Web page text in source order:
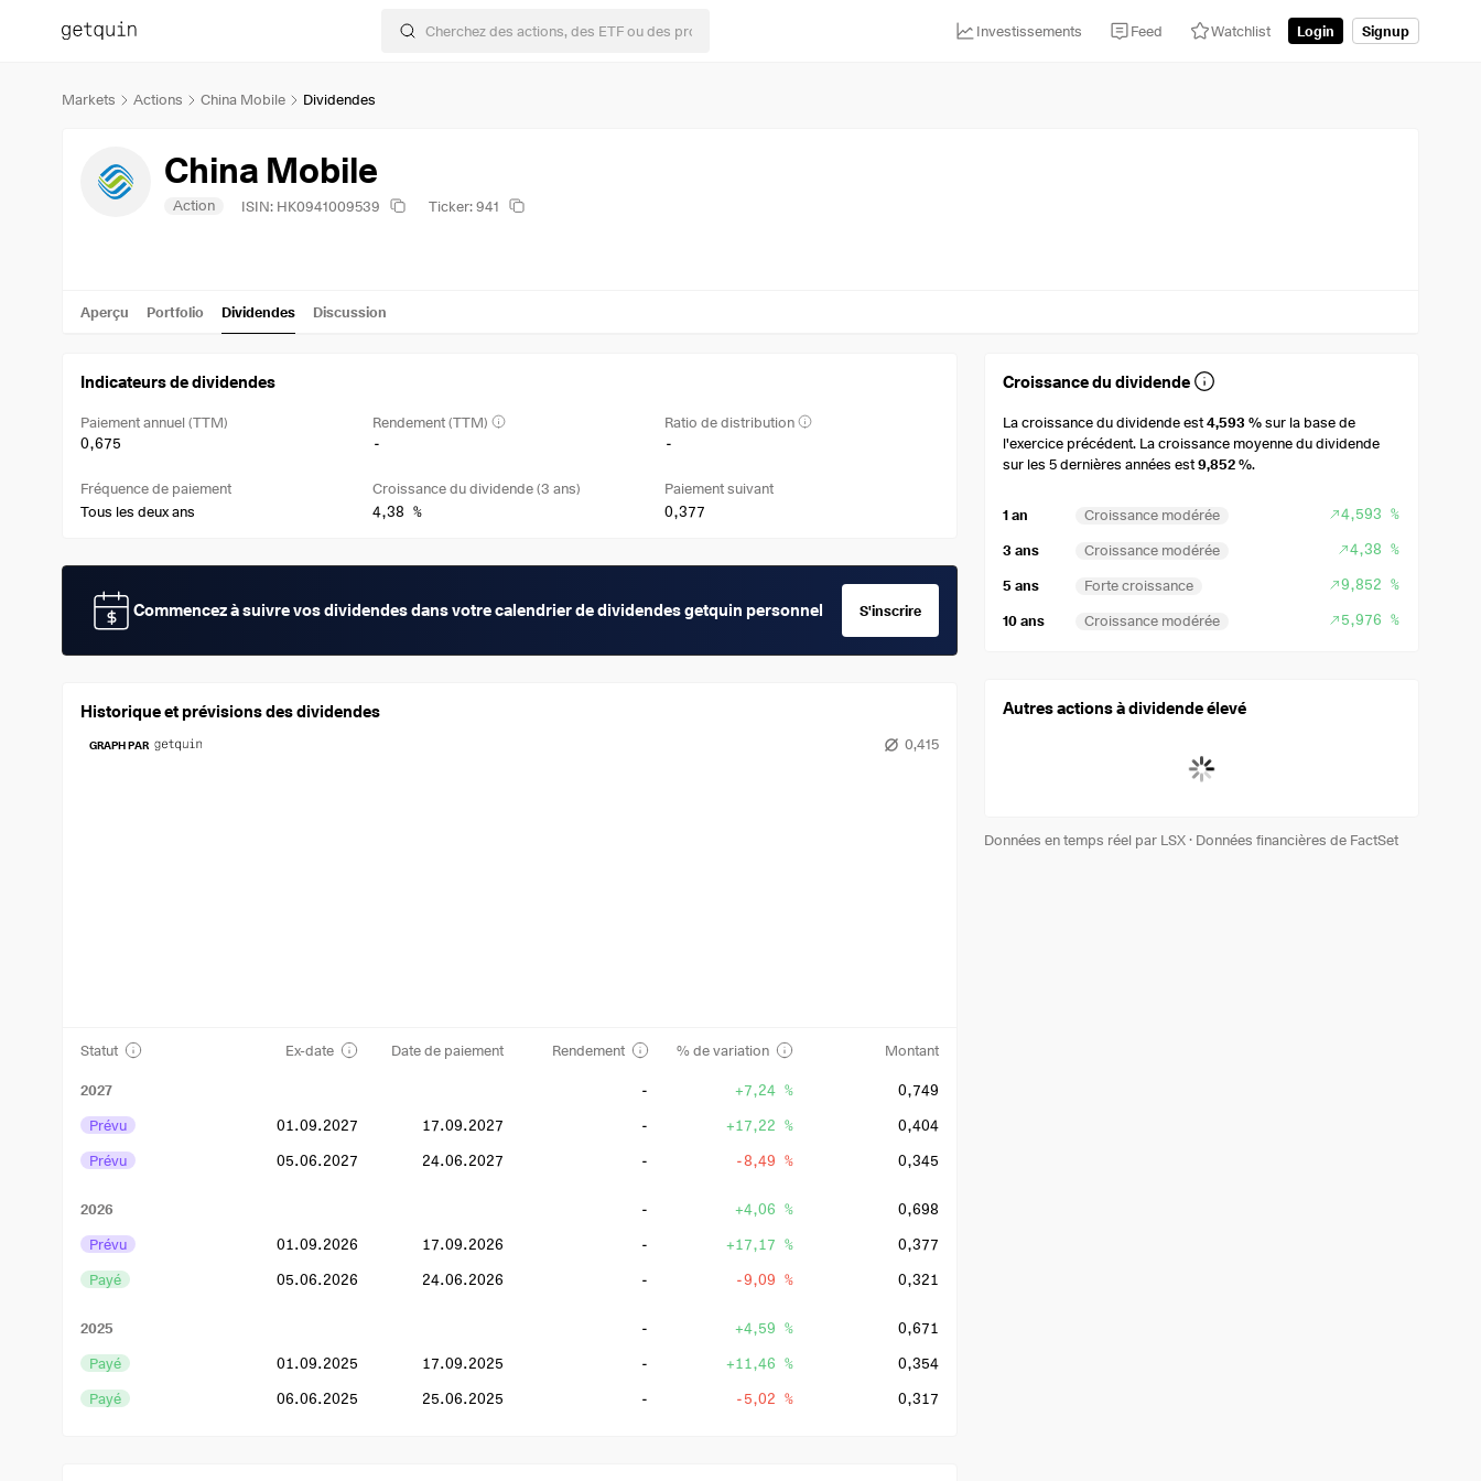
Investissements Feed Watchlist Login Signup
Markets Actions China Mobile Dividendes
China Mobile
Action ISIN: HK0941009539 Ticker: 941
Aperçu Portfolio Dividendes Discussion
Indicateurs de dividendes
Paiement annuel (TTM)
0,675
Rendement (TTM)
-
Ratio de distribution
-
Fréquence de paiement
Tous les deux ans
Croissance du dividende (3 ans)
4,38 %
Paiement suivant
0,377
Commencez à suivre vos dividendes dans votre calendrier de dividendes getquin personnel S'inscrire
Historique et prévisions des dividendes
0,415
GRAPH PAR
Statut Ex-date Date de paiement Rendement % de variation Montant
2027 - +7,24 %
0,749
Prévu
01.09.2027 17.09.2027 - +17,22 %
0,404
Prévu
05.06.2027 24.06.2027 - -8,49 % 0,345
2026 - +4,06 %
0,698
Prévu
01.09.2026 17.09.2026 - +17,17 %
0,377
Payé
05.06.2026 24.06.2026 - -9,09 % 0,321
2025 - +4,59 %
0,671
Payé
01.09.2025 17.09.2025 - +11,46 %
0,354
Payé
06.06.2025 25.06.2025 - -5,02 % 0,317
Croissance du dividende
La croissance du dividende est4,593 %sur la base de
l'exercice précédent. La croissance moyenne du dividende
sur les 5 dernières années est9,852 %.
1 an Croissance modérée 4,593 %
3 ans Croissance modérée 4,38 %
5 ans Forte croissance 9,852 %
10 ans Croissance modérée 5,976 %
Autres actions à dividende élevé
Données en temps réel par LSX· Données financières de FactSet